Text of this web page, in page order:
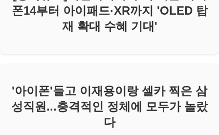
폰14부터 아이패드·XR까지 'OLED 탑
재 확대 수혜 기대'
'아이폰'들고 이재용이랑 셀카 찍은 삼
성직원...충격적인 정체에 모두가 놀랐
다